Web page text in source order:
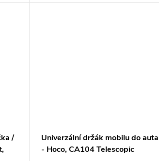
/
Univerzální držák mobilu do auta
- Hoco, CA104 Telescopic